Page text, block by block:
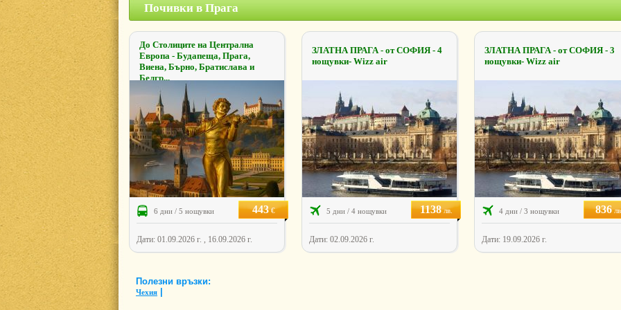
Почивки в Прага
До Столиците на Централна
Европа - Будапеща, Прага,
Виена, Бърно, Братислава и
Белгр...
6 дни / 5 нощувки 443€
Дати: 01.09.2026 г. , 16.09.2026 г.
ЗЛАТНА ПРАГА - от СОФИЯ - 4
нощувки- Wizz air
5 дни / 4 нощувки 1138лв.
Дати: 02.09.2026 г.
ЗЛАТНА ПРАГА - от СОФИЯ - 3
нощувки- Wizz air
4 дни / 3 нощувки 836
Дати: 19.09.2026 г.
Полезни връзки:
Чехия